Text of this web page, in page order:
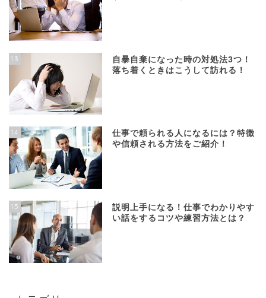
13
自暴自棄になった時の対処法3つ！
落ち着くときはこうして訪れる！
14
仕事で頼られる人になるには？特徴
や信頼される方法をご紹介！
15
説明上手になる！仕事でわかりやす
い話をするコツや練習方法とは？